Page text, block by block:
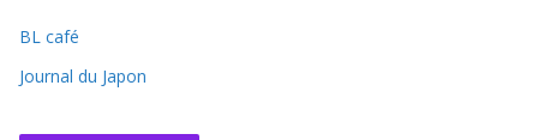
v
e
BL café
Journal du Japon